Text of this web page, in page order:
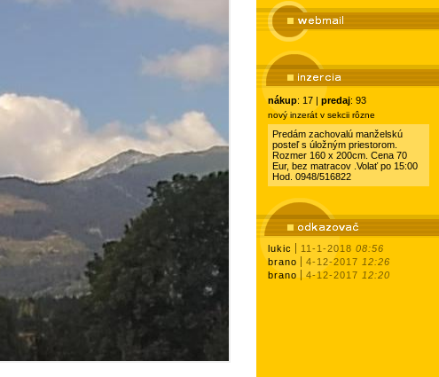
nákup: 17 | predaj: 93
nový inzerát v sekcii rôzne
Predám zachovalú manželskú
posteľ s úložným priestorom.
Rozmer 160 x 200cm. Cena 70
Eur, bez matracov .Volať po 15:00
Hod. 0948/516822
lukic 11-1-2018 08:56
brano
4-12-2017 12:26
brano
4-12-2017 12:20